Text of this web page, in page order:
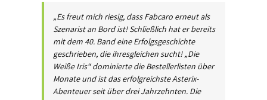
„Es freut mich riesig, dass Fabcaro erneut als
Szenarist an Bord ist! Schließlich hat er bereits
mit dem 40. Band eine Erfolgsgeschichte
geschrieben, die ihresgleichen sucht! „Die
Weiße Iris“ dominierte die Bestellerlisten über
Monate und ist das erfolgreichste Asterix-
Abenteuer seit über drei Jahrzehnten. Die